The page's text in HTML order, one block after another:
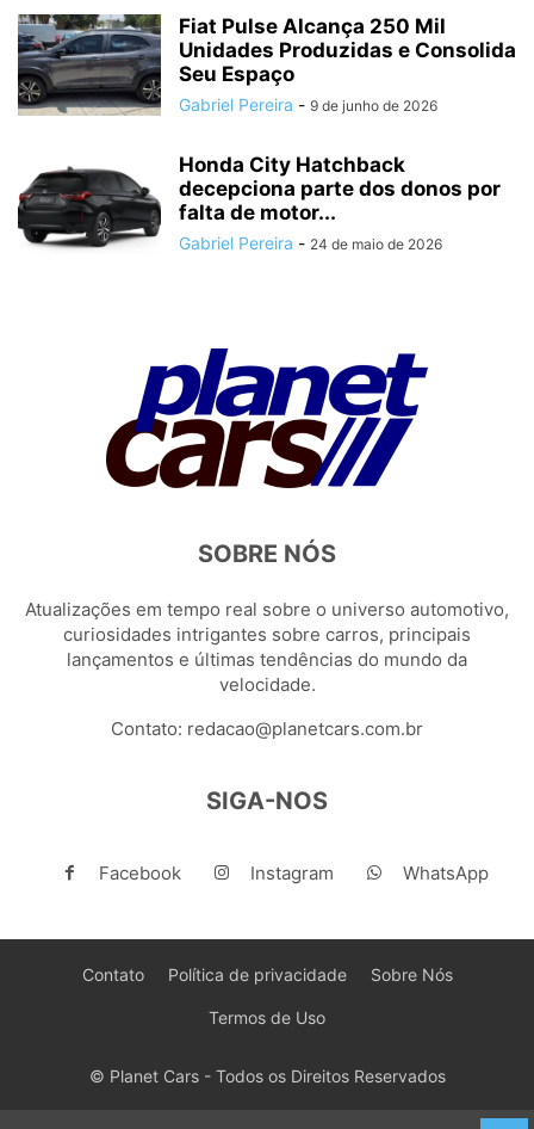
Fiat Pulse Alcança 250 Mil
Unidades Produzidas e Consolida
Seu Espaço
Gabriel Pereira - 9 de junho de 2026
Honda City Hatchback
decepciona parte dos donos por
falta de motor...
Gabriel Pereira - 24 de maio de 2026
SOBRE NÓS
Atualizações em tempo real sobre o universo automotivo,
curiosidades intrigantes sobre carros, principais
lançamentos e últimas tendências do mundo da
velocidade.
Contato: redacao@planetcars.com.br
SIGA-NOS
Facebook Instagram WhatsApp
Contato Política de privacidade Sobre Nós
Termos de Uso
© Planet Cars - Todos os Direitos Reservados